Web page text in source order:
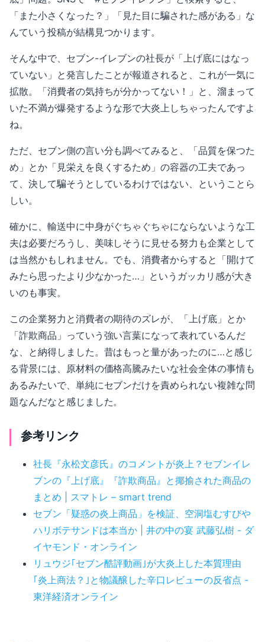
「また小さくなった？」「見た目に騙された感がある」な
んていう投稿が結構見つかります。
そんな中で、セブン-イレブンの社長が「上げ底にはなっ
ていない」と発言したことが報道されると、これが一気に
拡散。「消費者の気持ちが分かってない！」と、溜まって
いた不満が爆発するような形で大炎上しちゃったんですよ
ね。
ただ、セブン側の言い分も調べてみると、「品質を保つた
め」とか「見栄えを良くするため」の容器の工夫であっ
て、決して騙そうとしているわけではない、ということら
しい。
確かに、輸送中に中身がぐちゃぐちゃにならないような工
夫は必要だろうし、美味しそうに見せる努力も企業として
は当然かもしれません。でも、消費者からすると「開けて
みたら思ったより少なかった…」というガッカリ感が大き
いのも事実。
この企業努力と消費者の期待のズレが、「上げ底」とか
「詐欺商品」っていう強い言葉になって表れているんだ
な、と納得しました。昔はもっと量があったのに…と感じ
る背景には、原材料の価格高騰みたいな社会全体の事情も
あるみたいで、単純にセブンだけを責められない複雑な問
題なんだなと感じました。
参考リンク
社長『永松文彦氏』のコメントが炎上？セブンイレ
ブンの『上げ底』『詐欺商品』と揶揄された商品の
まとめ | スマトレ – smart trend
セブン「疑惑の炎上商品」を検証、空洞塩むすびや
ハリボテサンドは本当か | 井の中の宴 武藤弘樹 - ダ
イヤモンド・オンライン
リュウジ｢セブン酷評動画｣が大炎上した本質理由
｢炎上商法？｣と物議醸した辛口レビューの反省点 -
東洋経済オンライン